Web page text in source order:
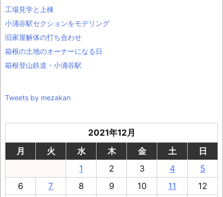
工場見学と上棟
小涌谷駅セクションをモデリング
旧家屋解体の打ち合わせ
箱根の土地のオーナーになる日
箱根登山鉄道・小涌谷駅
Tweets by mezakan
2021年12月
月
火 水 木 金 土
日
1
2 3 4
5
6
7 8 9 10 11
12